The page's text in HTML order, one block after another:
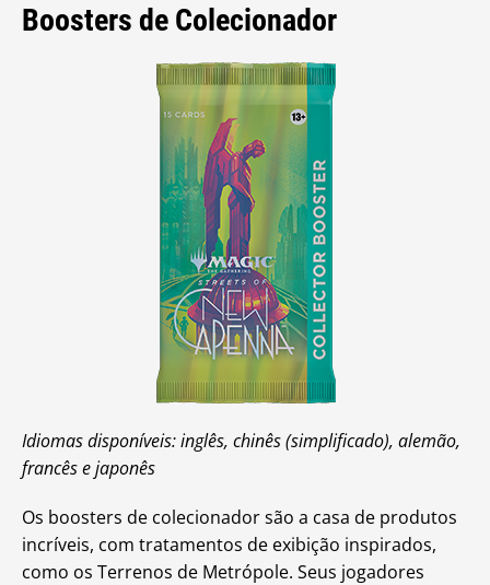
Boosters de Colecionador
Idiomas disponíveis: inglês, chinês (simplificado), alemão,
francês e japonês
Os boosters de colecionador são a casa de produtos
incríveis, com tratamentos de exibição inspirados,
como os Terrenos de Metrópole. Seus jogadores